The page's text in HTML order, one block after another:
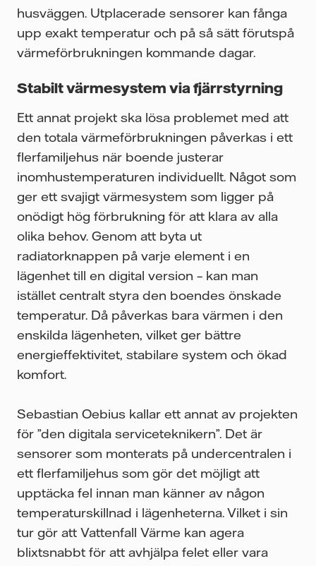
husväggen. Utplacerade sensorer kan fånga
upp exakt temperatur och på så sätt förutspå
värmeförbrukningen kommande dagar.
Stabilt värmesystem via fjärrstyrning
Ett annat projekt ska lösa problemet med att
den totala värmeförbrukningen påverkas i ett
flerfamiljehus när boende justerar
inomhustemperaturen individuellt. Något som
ger ett svajigt värmesystem som ligger på
onödigt hög förbrukning för att klara av alla
olika behov. Genom att byta ut
radiatorknappen på varje element i en
lägenhet till en digital version – kan man
istället centralt styra den boendes önskade
temperatur. Då påverkas bara värmen i den
enskilda lägenheten, vilket ger bättre
energieffektivitet, stabilare system och ökad
komfort.
Sebastian Oebius kallar ett annat av projekten
för ”den digitala serviceteknikern”. Det är
sensorer som monterats på undercentralen i
ett flerfamiljehus som gör det möjligt att
upptäcka fel innan man känner av någon
temperaturskillnad i lägenheterna. Vilket i sin
tur gör att Vattenfall Värme kan agera
blixtsnabbt för att avhjälpa felet eller vara